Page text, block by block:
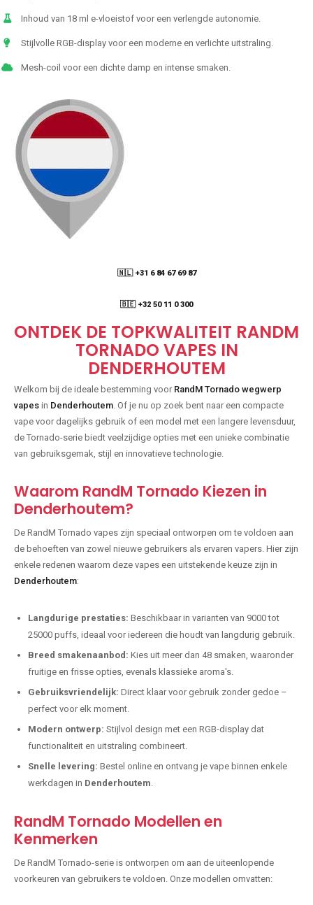
Inhoud van 18 ml e-vloeistof voor een verlengde autonomie.
Stijlvolle RGB-display voor een moderne en verlichte uitstraling.
Mesh-coil voor een dichte damp en intense smaken.
🇳🇱 +31 6 84 67 69 87
🇧🇪 +32 50 11 0 300
ONTDEK DE TOPKWALITEIT RANDM
TORNADO VAPES IN
DENDERHOUTEM
Welkom bij de ideale bestemming voor RandM Tornado wegwerp
vapes in Denderhoutem . Of je nu op zoek bent naar een compacte
vape voor dagelijks gebruik of een model met een langere levensduur,
de Tornado-serie biedt veelzijdige opties met een unieke combinatie
van gebruiksgemak, stijl en innovatieve technologie.
Waarom RandM Tornado Kiezen in
Denderhoutem?
De RandM Tornado vapes zijn speciaal ontworpen om te voldoen aan
de behoeften van zowel nieuwe gebruikers als ervaren vapers. Hier zijn
enkele redenen waarom deze vapes een uitstekende keuze zijn in
Denderhoutem:
Langdurige prestaties: Beschikbaar in varianten van 9000 tot
25000 puffs, ideaal voor iedereen die houdt van langdurig gebruik.
Breed smakenaanbod: Kies uit meer dan 48 smaken, waaronder
fruitige en frisse opties, evenals klassieke aroma's.
Gebruiksvriendelijk: Direct klaar voor gebruik zonder gedoe –
perfect voor elk moment.
Modern ontwerp: Stijlvol design met een RGB-display dat
functionaliteit en uitstraling combineert.
Snelle levering: Bestel online en ontvang je vape binnen enkele
werkdagen in Denderhoutem
RandM Tornado Modellen en
Kenmerken
De RandM Tornado-serie is ontworpen om aan de uiteenlopende
voorkeuren van gebruikers te voldoen. Onze modellen omvatten: